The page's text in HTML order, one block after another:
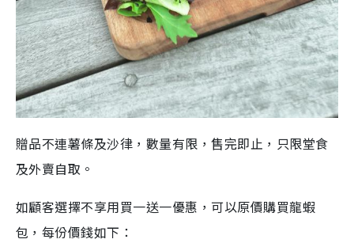
贈品不連薯條及沙律 ， 數量有限，售完即止 ， 只限堂食
及外賣自取。
如顧客選擇不享用買一送一優惠 ，可以原價購買龍蝦
包， 每份價錢如下：